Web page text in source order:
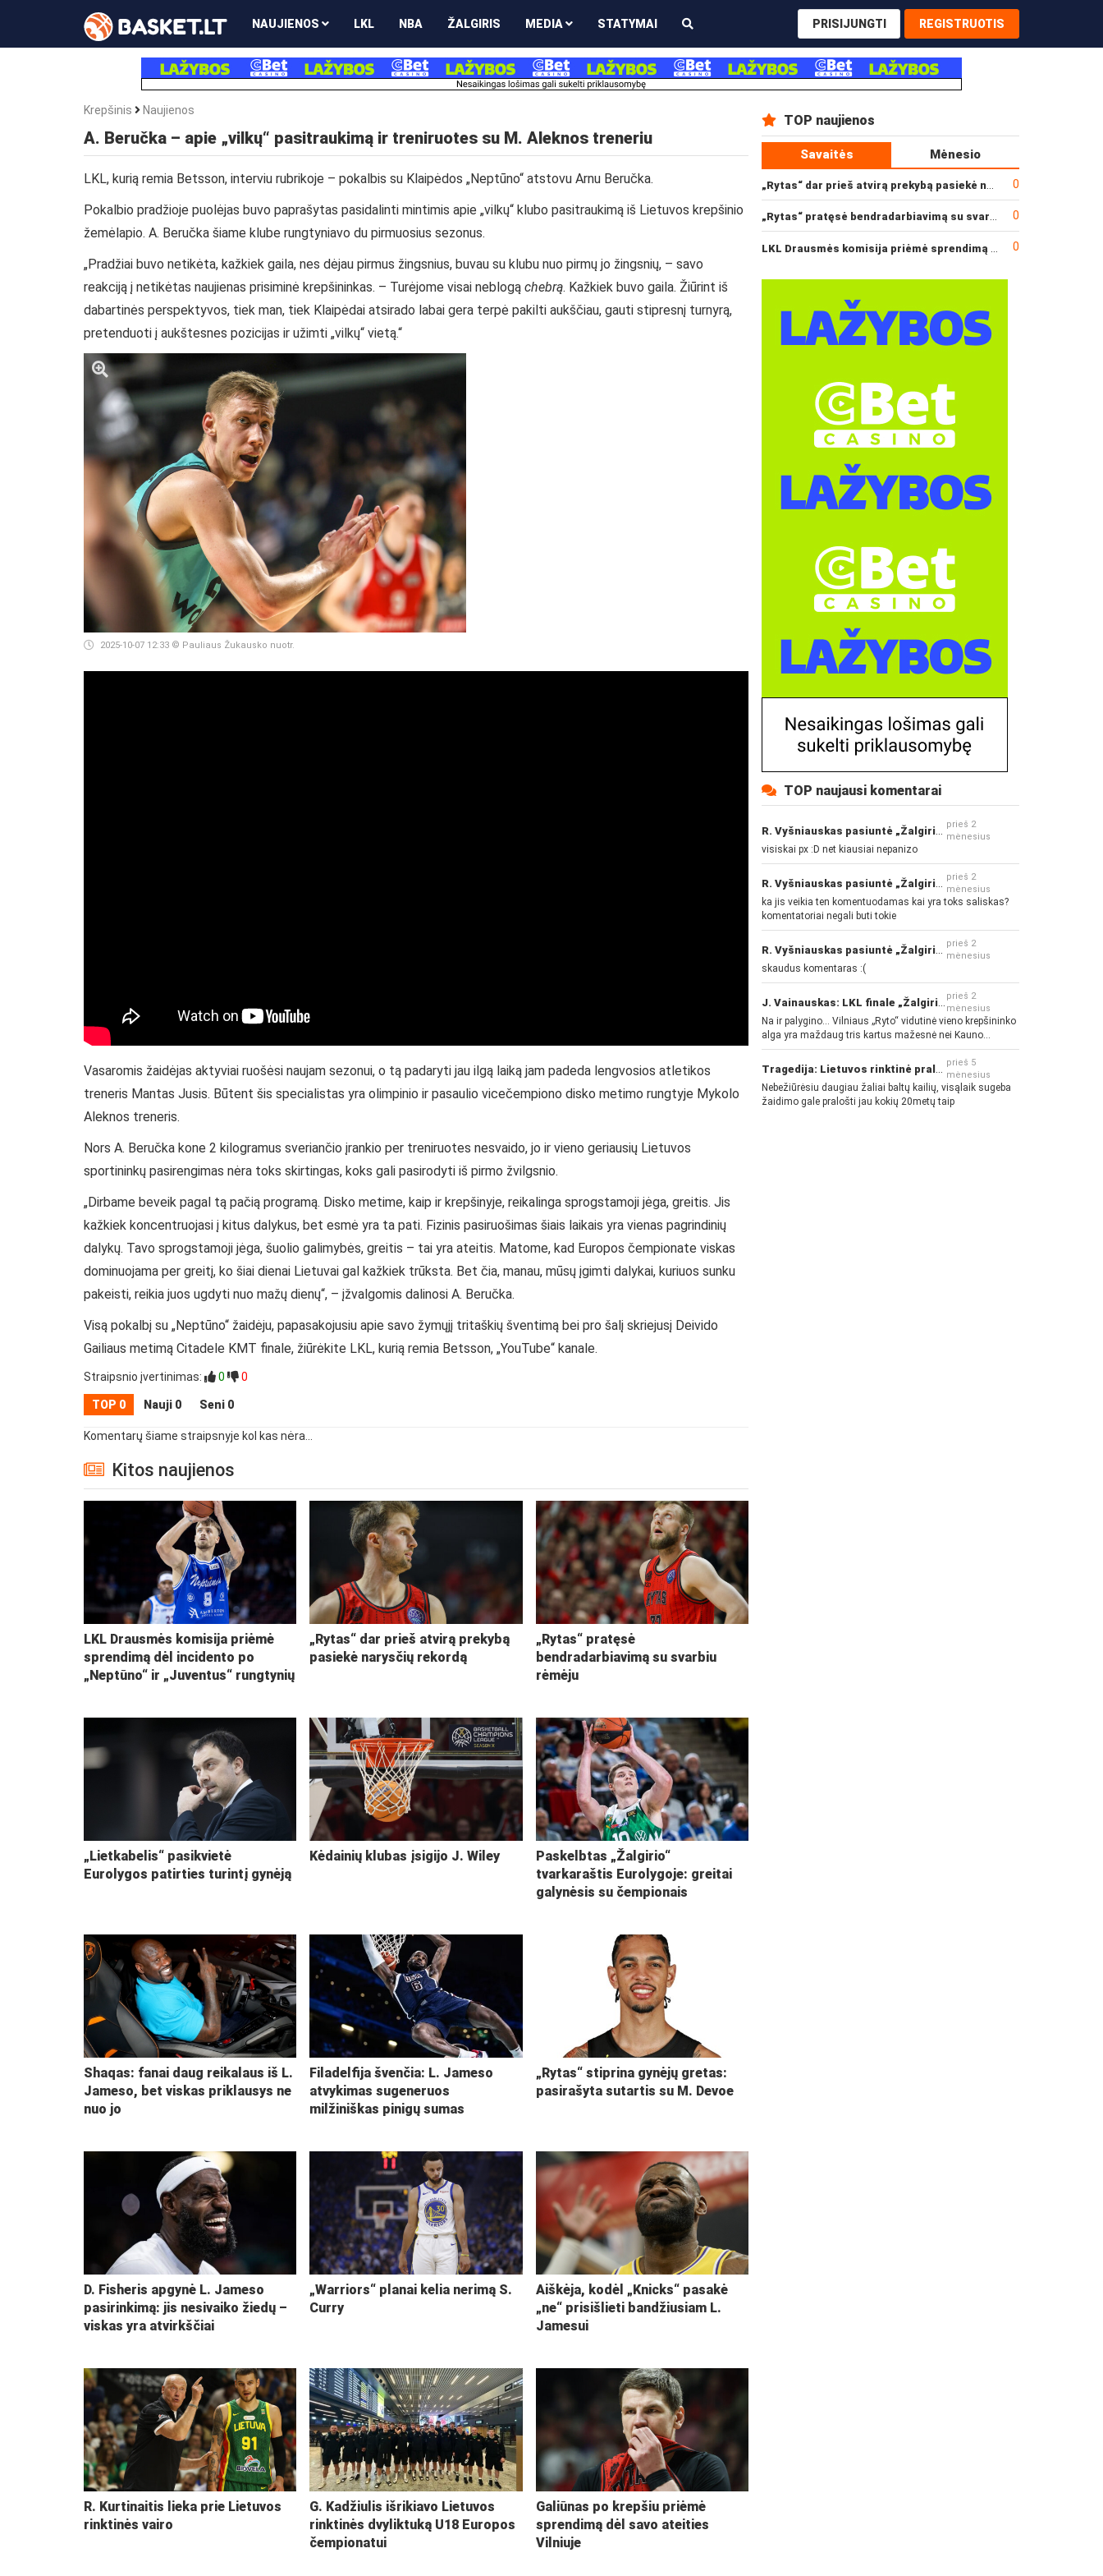
NAUJIENOS LKL NBA ŽALGIRIS MEDIA STATYMAI PRISIJUNGTI REGISTRUOTIS
Krepšinis Naujienos
A. Beručka – apie „vilkų“ pasitraukimą ir treniruotes su M. Aleknos treneriu
LKL, kurią remia Betsson, interviu rubrikoje – pokalbis su Klaipėdos „Neptūno“ atstovu Arnu Beručka.
Pokalbio pradžioje puolėjas buvo paprašytas pasidalinti mintimis apie „vilkų“ klubo pasitraukimą iš Lietuvos krepšinio
žemėlapio. A. Beručka šiame klube rungtyniavo du pirmuosius sezonus.
„Pradžiai buvo netikėta, kažkiek gaila, nes dėjau pirmus žingsnius, buvau su klubu nuo pirmų jo žingsnių, – savo
reakciją į netikėtas naujienas prisiminė krepšininkas. – Turėjome visai neblogą chebrą. Kažkiek buvo gaila. Žiūrint iš
dabartinės perspektyvos, tiek man, tiek Klaipėdai atsirado labai gera terpė pakilti aukščiau, gauti stipresnį turnyrą,
pretenduoti į aukštesnes pozicijas ir užimti „vilkų“ vietą.“
2025-10-07 12:33 © Pauliaus Žukausko nuotr.
Vasaromis žaidėjas aktyviai ruošėsi naujam sezonui, o tą padaryti jau ilgą laiką jam padeda lengvosios atletikos
treneris Mantas Jusis. Būtent šis specialistas yra olimpinio ir pasaulio vicečempiono disko metimo rungtyje Mykolo
Aleknos treneris.
Nors A. Beručka kone 2 kilogramus sveriančio įrankio per treniruotes nesvaido, jo ir vieno geriausių Lietuvos
sportininkų pasirengimas nėra toks skirtingas, koks gali pasirodyti iš pirmo žvilgsnio.
„Dirbame beveik pagal tą pačią programą. Disko metime, kaip ir krepšinyje, reikalinga sprogstamoji jėga, greitis. Jis
kažkiek koncentruojasi į kitus dalykus, bet esmė yra ta pati. Fizinis pasiruošimas šiais laikais yra vienas pagrindinių
dalykų. Tavo sprogstamoji jėga, šuolio galimybės, greitis – tai yra ateitis. Matome, kad Europos čempionate viskas
dominuojama per greitį, ko šiai dienai Lietuvai gal kažkiek trūksta. Bet čia, manau, mūsų įgimti dalykai, kuriuos sunku
pakeisti, reikia juos ugdyti nuo mažų dienų“, – įžvalgomis dalinosi A. Beručka.
Visą pokalbį su „Neptūno“ žaidėju, papasakojusiu apie savo žymųjį tritaškių šventimą bei pro šalį skriejusį Deivido
Gailiaus metimą Citadele KMT finale, žiūrėkite LKL, kurią remia Betsson, „YouTube“ kanale.
Straipsnio įvertinimas: 0 0
TOP 0 Nauji 0 Seni 0
Komentarų šiame straipsnyje kol kas nėra...
Kitos naujienos
LKL Drausmės komisija priėmė
sprendimą dėl incidento po
„Neptūno“ ir „Juventus“ rungtynių
„Rytas“ dar prieš atvirą prekybą
pasiekė narysčių rekordą
„Rytas“ pratęsė
bendradarbiavimą su svarbiu
rėmėju
„Lietkabelis“ pasikvietė
Eurolygos patirties turintį gynėją
Kėdainių klubas įsigijo J. Wiley
Paskelbtas „Žalgirio“
tvarkaraštis Eurolygoje: greitai
galynėsis su čempionais
Shaqas: fanai daug reikalaus iš L.
Jameso, bet viskas priklausys ne
nuo jo
Filadelfija švenčia: L. Jameso
atvykimas sugeneruos
milžiniškas pinigų sumas
„Rytas“ stiprina gynėjų gretas:
pasirašyta sutartis su M. Devoe
D. Fisheris apgynė L. Jameso
pasirinkimą: jis nesivaiko žiedų –
viskas yra atvirkščiai
„Warriors“ planai kelia nerimą S.
Curry
Aiškėja, kodėl „Knicks“ pasakė
„ne“ prisišlieti bandžiusiam L.
Jamesui
R. Kurtinaitis lieka prie Lietuvos
rinktinės vairo
G. Kadžiulis išrikiavo Lietuvos
rinktinės dvyliktuką U18 Europos
čempionatui
Galiūnas po krepšiu priėmė
sprendimą dėl savo ateities
Vilniuje
TOP naujienos
Savaitės Mėnesio
0
„Rytas“ pratęsė bendradarbiavimą su svarbiu rėmėju 0
0
TOP naujausi komentarai
R. Vyšniauskas pasiuntė „Žalgirio“ ir kitų klubų fanus prieš 2
mėnesius
visiskai px :D net kiausiai nepanizo
R. Vyšniauskas pasiuntė „Žalgirio“ ir kitų klubų fanus prieš 2
mėnesius
ka jis veikia ten komentuodamas kai yra toks saliskas?
komentatoriai negali buti tokie
R. Vyšniauskas pasiuntė „Žalgirio“ ir kitų klubų fanus prieš 2
mėnesius
skaudus komentaras :(
J. Vainauskas: LKL finale „Žalgiris“ norės pažeminti „Rytą“ prieš 2
mėnesius
Na ir palygino... Vilniaus „Ryto“ vidutinė vieno krepšininko
alga yra maždaug tris kartus mažesnė nei Kauno
„Žalgirio“... Mokama už sugebėjimus... Nėra pinigų - nėra
gerų žaidėjų...
Tragedija: Lietuvos rinktinė pralaimėjo Islandijai prieš 5
mėnesius
Nebežiūrėsiu daugiau žaliai baltų kailių, visąlaik sugeba
žaidimo gale pralošti jau kokių 20metų taip